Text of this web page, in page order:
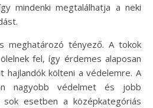
mindenki megtalálhatja a neki
meghatározó tényező. A tokok
fel, így érdemes alaposan
hajlandók költeni a védelemre. A
nagyobb védelmet és jobb
esetben a középkategóriás